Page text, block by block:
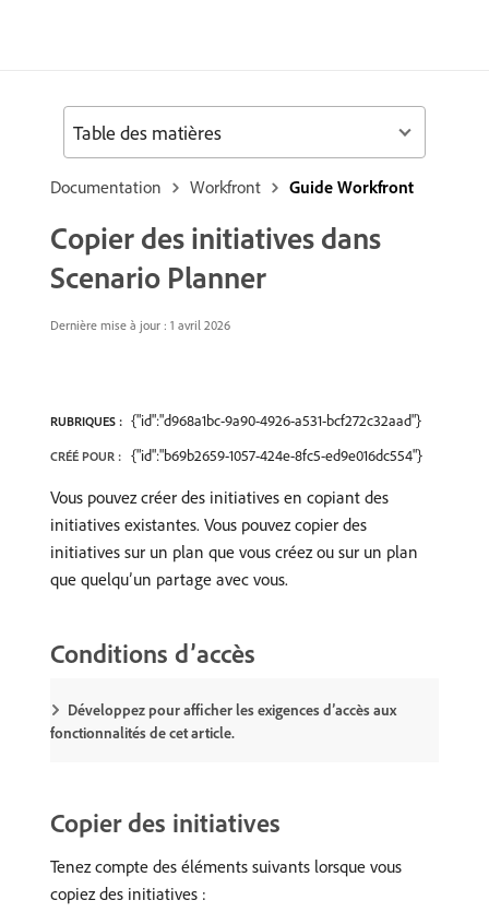
Documentation Workfront Guide Workfront
Copier des initiatives dans
Scenario Planner
Dernière mise à jour : 1 avril 2026
RUBRIQUES : {"id":"d968a1bc-9a90-4926-a531-bcf272c32aad"}
CRÉÉ POUR : {"id":"b69b2659-1057-424e-8fc5-ed9e016dc554"}
Vous pouvez créer des initiatives en copiant des
initiatives existantes. Vous pouvez copier des
initiatives sur un plan que vous créez ou sur un plan
que quelqu’un partage avec vous.
Conditions d’accès
Développez pour afficher les exigences d’accès aux
fonctionnalités de cet article.
Copier des initiatives
Tenez compte des éléments suivants lorsque vous
copiez des initiatives :
Table des matières